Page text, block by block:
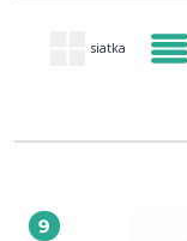
siatka
9